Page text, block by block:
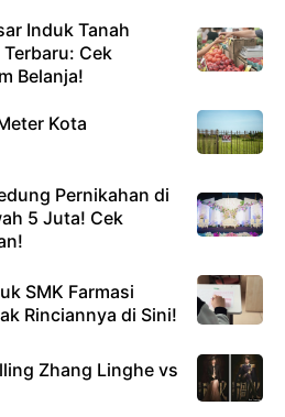
Induk Tanah
Cek
Belanja!
Kota
Pernikahan di
5 Juta! Cek
SMK Farmasi
Rinciannya di Sini!
Zhang Linghe vs